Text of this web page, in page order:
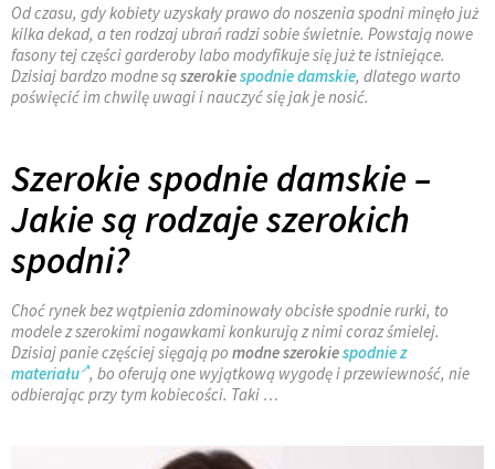
Od czasu, gdy kobiety uzyskały prawo do noszenia spodni minęło już
kilka dekad, a ten rodzaj ubrań radzi sobie świetnie. Powstają nowe
fasony tej części garderoby labo modyfikuje się już te istniejące.
Dzisiaj bardzo modne sąszerokiespodnie damskie, dlatego warto
poświęcić im chwilę uwagi i nauczyć się jak je nosić.
Szerokie spodnie damskie –
Jakie są rodzaje szerokich
spodni?
Choć rynek bez wątpienia zdominowały obcisłe spodnie rurki, to
modele z szerokimi nogawkami konkurują z nimi coraz śmielej.
Dzisiaj panie częściej sięgają po modneszerokiespodnie z
materiału , bo oferują one wyjątkową wygodę i przewiewność, nie
odbierając przy tym kobiecości. Taki …